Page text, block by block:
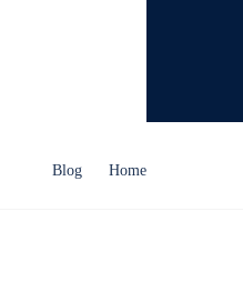
Blog Home